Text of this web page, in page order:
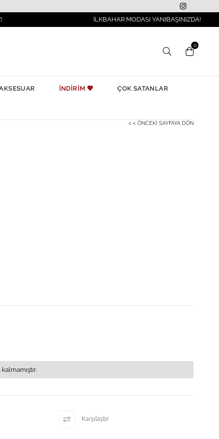
İLKBAHAR MODASI YANIBAŞINIZDA!
0
İNDİRİM 💖 ÇOK SATANLAR
< < ÖNCEKI SAYFAYA DÖN
Karşılaştır